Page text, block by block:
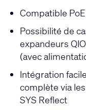
Compatible
Possibilité de
expandeurs
(avec
Intégration
complète via
SYS Reflect